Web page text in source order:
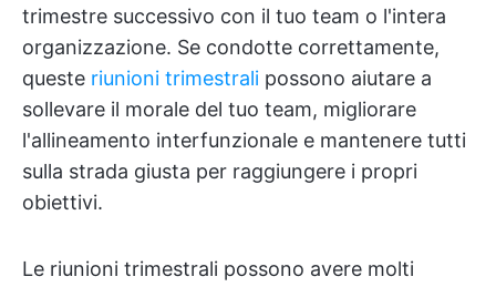
trimestre successivo con il tuo team o l'intera
organizzazione. Se condotte correttamente,
queste riunioni trimestrali possono aiutare a
sollevare il morale del tuo team, migliorare
l'allineamento interfunzionale e mantenere tutti
sulla strada giusta per raggiungere i propri
obiettivi.
Le riunioni trimestrali possono avere molti